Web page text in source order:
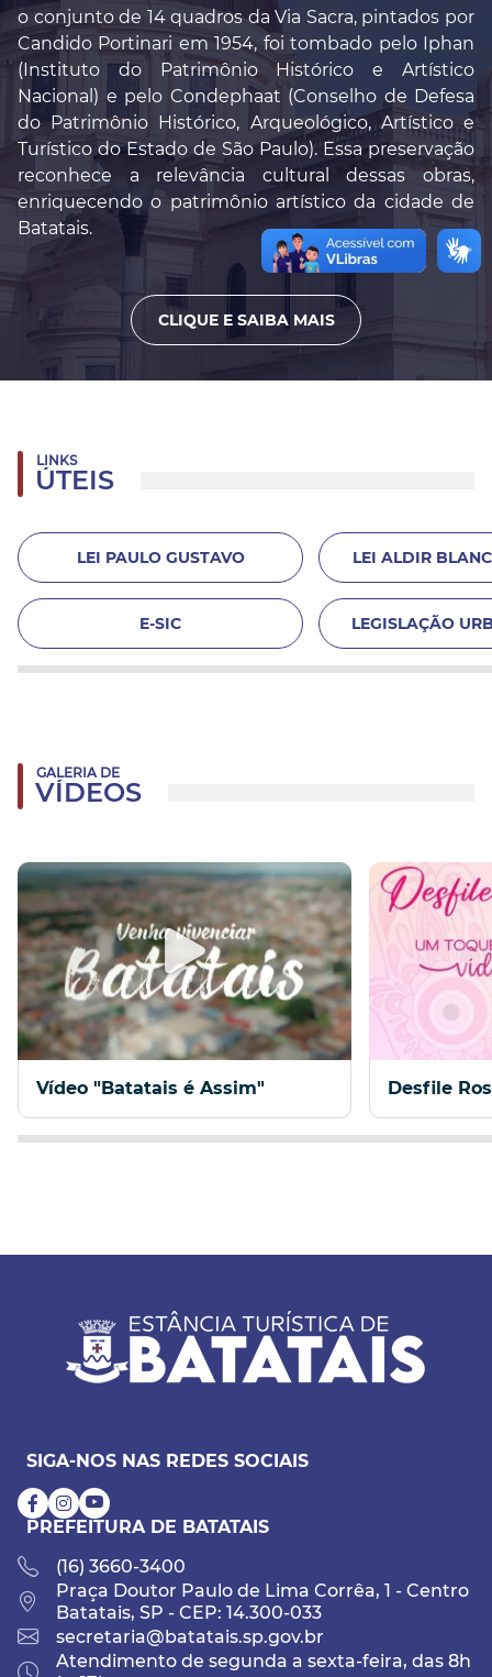
o conjunto de 14 quadros da Via Sacra, pintados por
Candido Portinari em 1954, foi tombado pelo Iphan
(Instituto do Patrimônio Histórico e Artístico
Nacional) e pelo Condephaat (Conselho de Defesa
do Patrimônio Histórico, Arqueológico, Artístico e
Turístico do Estado de São Paulo). Essa preservação
reconhece a relevância cultural dessas obras,
enriquecendo o patrimônio artístico da cidade de
Batatais.
CLIQUE E SAIBA MAIS
LINKS
ÚTEIS
LEI PAULO GUSTAVO LEI ALDIR
E-SIC LEGISLAÇÃO
GALERIA DE
VÍDEOS
Vídeo "Batatais é Assim" Desfile
SIGA-NOS NAS REDES SOCIAIS
PREFEITURA DE BATATAIS
(16) 3660-3400
Praça Doutor Paulo de Lima Corrêa, 1 - Centro
Batatais, SP - CEP: 14.300-033
secretaria@batatais.sp.gov.br
Atendimento de segunda a sexta-feira, das 8h